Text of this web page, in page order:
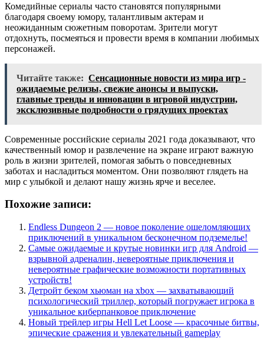
Комедийные сериалы часто становятся популярными
благодаря своему юмору, талантливым актерам и
неожиданным сюжетным поворотам. Зрители могут
отдохнуть, посмеяться и провести время в компании любимых
персонажей.
Читайте также: Сенсационные новости из мира игр -
ожидаемые релизы, свежие анонсы и выпуски,
главные тренды и инновации в игровой индустрии,
эксклюзивные подробности о грядущих проектах
Современные российские сериалы 2021 года доказывают, что
качественный юмор и развлечение на экране играют важную
роль в жизни зрителей, помогая забыть о повседневных
заботах и насладиться моментом. Они позволяют глядеть на
мир с улыбкой и делают нашу жизнь ярче и веселее.
Похожие записи:
Endless Dungeon 2 — новое поколение ошеломляющих
приключений в уникальном бесконечном подземелье!
Самые ожидаемые и крутые новинки игр для Android —
взрывной адреналин, невероятные приключения и
невероятные графические возможности портативных
устройств!
Детройт беком хьюман на xbox — захватывающий
психологический триллер, который погружает игрока в
уникальное киберпанковое приключение
Новый трейлер игры Hell Let Loose — красочные битвы,
эпические сражения и увлекательный gameplay